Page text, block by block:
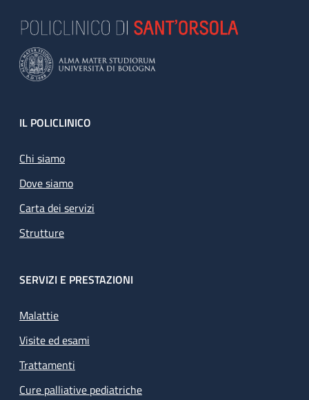
Footer
IL POLICLINICO
Chi siamo
Dove siamo
Carta dei servizi
Strutture
SERVIZI E PRESTAZIONI
Malattie
Visite ed esami
Trattamenti
Cure palliative pediatriche